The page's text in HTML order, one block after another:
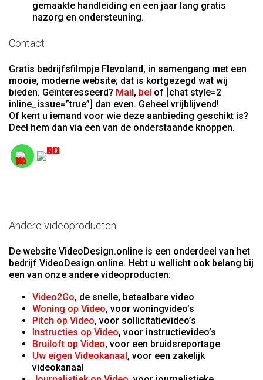
gemaakte handleiding en een jaar lang gratis
nazorg en ondersteuning.
Contact
Gratis bedrijfsfilmpje Flevoland, in samengang met een
mooie, moderne website; dat is kortgezegd wat wij
bieden. Geïnteresseerd? Mail, bel of [chat style=2
inline_issue=”true”] dan even. Geheel vrijblijvend!
Of kent u iemand voor wie deze aanbieding geschikt is?
Deel hem dan via een van de onderstaande knoppen.
Andere videoproducten
De website VideoDesign.online is een onderdeel van het
bedrijf VideoDesign.online. Hebt u wellicht ook belang bij
een van onze andere videoproducten:
Video2Go, de snelle, betaalbare video
Woning op Video, voor woningvideo’s
Pitch op Video, voor sollicitatievideo’s
Instructies op Video, voor instructievideo’s
Bruiloft op Video, voor een bruidsreportage
Uw eigen Videokanaal, voor een zakelijk
videokanaal